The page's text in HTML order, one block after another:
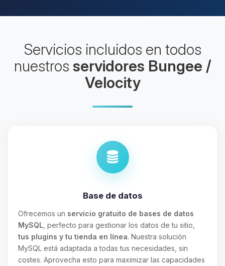
Servicios incluidos en todos
nuestros servidores Bungee /
Velocity
Base de datos
Ofrecemos un servicio gratuito de bases de datos
MySQL , perfecto para gestionar los datos de tu sitio,
tus plugins y tu tienda en línea. Nuestra solución
MySQL está adaptada a todas tus necesidades, sin
costes. Aprovecha esto para maximizar las capacidades